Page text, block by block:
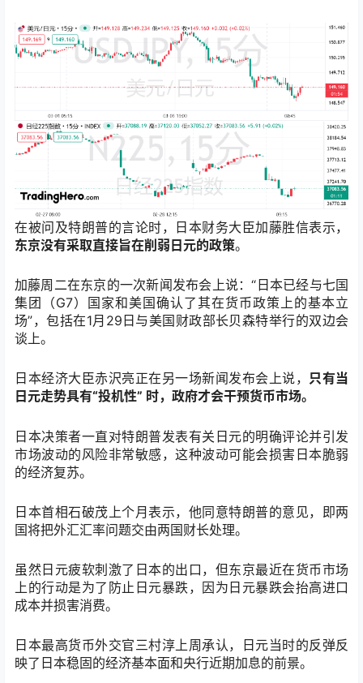
在被问及特朗普的言论时，日本财务大臣加藤胜信表示，
东京没有采取直接旨在削弱日元的政策。
加藤周二在东京的一次新闻发布会上说：“日本已经与七国
集团（G7）国家和美国确认了其在货币政策上的基本立
场”，包括在1月29日与美国财政部长贝森特举行的双边会
谈上。
日本经济大臣赤沢亮正在另一场新闻发布会上说， 只有当
日元走势具有“投机性” 时，政府才会干预货币市场。
日本决策者一直对特朗普发表有关日元的明确评论并引发
市场波动的风险非常敏感，这种波动可能会损害日本脆弱
的经济复苏。
日本首相石破茂上个月表示，他同意特朗普的意见，即两
国将把外汇汇率问题交由两国财长处理。
虽然日元疲软刺激了日本的出口，但东京最近在货币市场
上的行动是为了防止日元暴跌，因为日元暴跌会抬高进口
成本并损害消费。
日本最高货币外交官三村淳上周承认，日元当时的反弹反
映了日本稳固的经济基本面和央行近期加息的前景。